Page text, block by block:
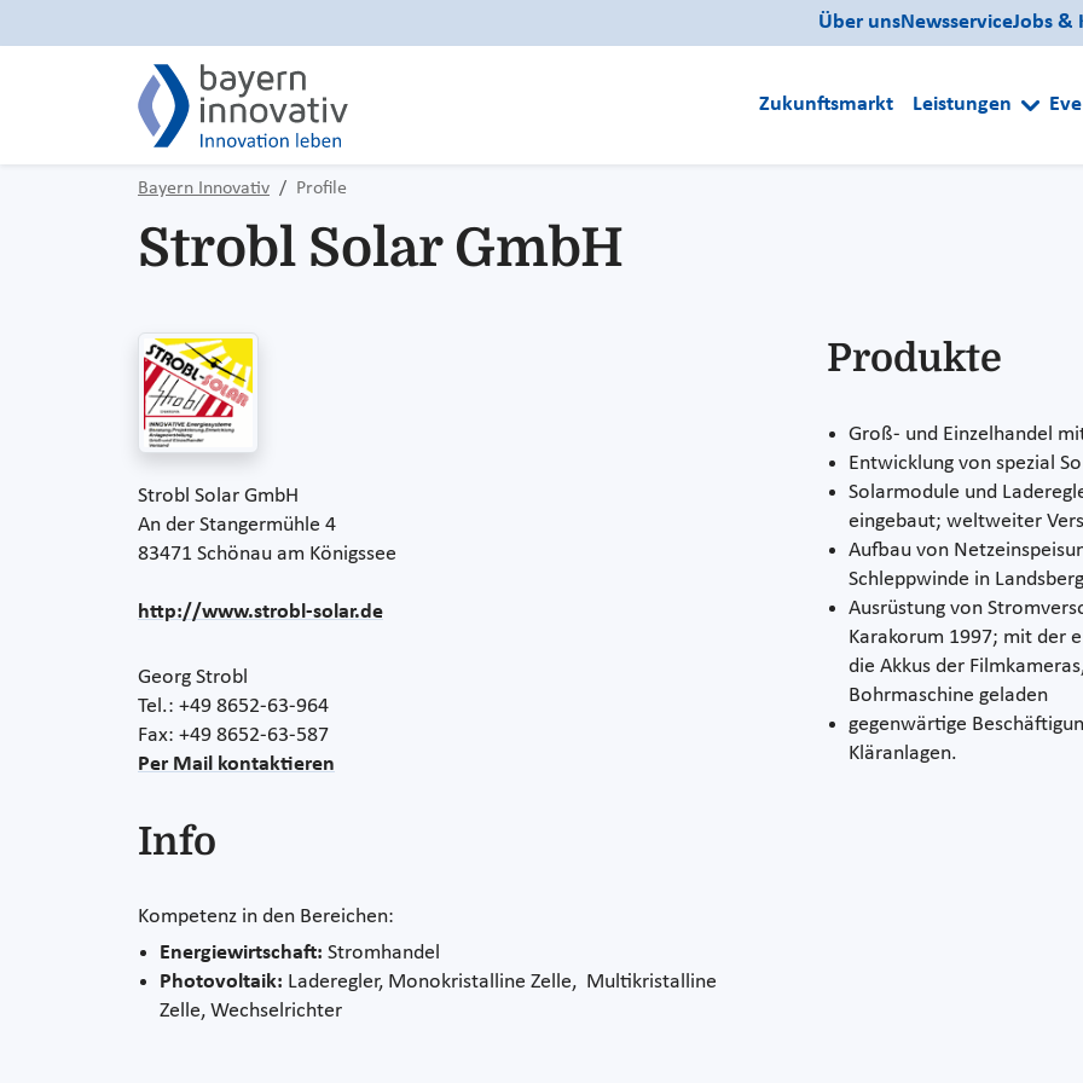
Über unsNewsserviceJobs &
Zukunftsmarkt Leistungen
Bayern Innovativ Profile
Strobl Solar GmbH
Strobl Solar GmbH
An der Stangermühle 4
83471 Schönau am Königssee
http://www.strobl-solar.de
Georg Strobl
Tel.: +49 8652-63-964
Fax: +49 8652-63-587
Per Mail kontaktieren
Info
Kompetenz in den Bereichen:
Energiewirtschaft: Stromhandel
Photovoltaik: Laderegler, Monokristalline Zelle, Multikristalline
Zelle, Wechselrichter
Produkte
Groß- und Einzelhandel
Entwicklung von spezial
Solarmodule und
eingebaut; weltweiter
Aufbau von
Schleppwinde in
Ausrüstung von
Karakorum 1997; mit der
die Akkus der
Bohrmaschine geladen
gegenwärtige
Kläranlagen.